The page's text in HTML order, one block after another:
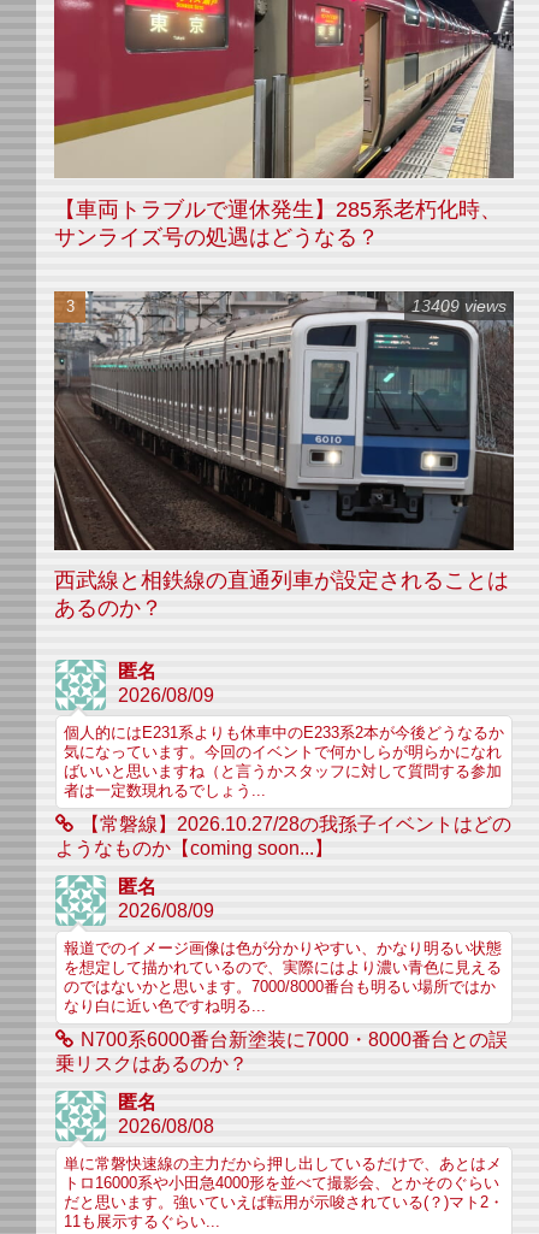
【車両トラブルで運休発生】285系老朽化時、
サンライズ号の処遇はどうなる？
西武線と相鉄線の直通列車が設定されることは
あるのか？
13409 views
匿名
2026/08/09
個人的にはE231系よりも休車中のE233系2本が今後どうなるか
気になっています。今回のイベントで何かしらが明らかになれ
ばいいと思いますね（と言うかスタッフに対して質問する参加
者は一定数現れるでしょう...
【常磐線】2026.10.27/28の我孫子イベントはどの
ようなものか【coming soon...】
匿名
2026/08/09
報道でのイメージ画像は色が分かりやすい、かなり明るい状態
を想定して描かれているので、実際にはより濃い青色に見える
のではないかと思います。7000/8000番台も明るい場所ではか
なり白に近い色ですね明る...
N700系6000番台新塗装に7000・8000番台との誤
乗リスクはあるのか？
匿名
2026/08/08
単に常磐快速線の主力だから押し出しているだけで、あとはメ
トロ16000系や小田急4000形を並べて撮影会、とかそのぐらい
だと思います。強いていえば転用が示唆されている(？)マト2・
11も展示するぐらい...